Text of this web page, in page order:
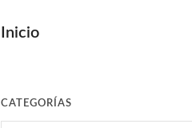
Inicio
CATEGORÍAS
CATEGORÍAS